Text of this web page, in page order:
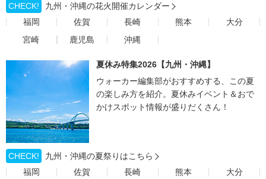
CHECK!
九州・沖縄の花火開催カレンダー
福岡
佐賀 長崎 熊本
大分
宮崎
鹿児島 沖縄
夏休み特集2026【九州・沖縄】
ウォーカー編集部がおすすめする、この夏
の楽しみ方を紹介。夏休みイベント＆おで
かけスポット情報が盛りだくさん！
CHECK!
九州・沖縄の夏祭りはこちら
福岡
佐賀 長崎 熊本
大分